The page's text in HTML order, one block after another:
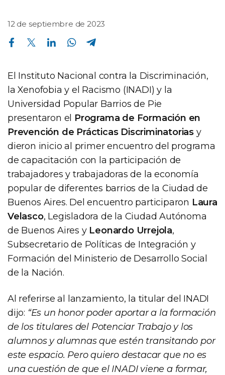
12 de septiembre de 2023
Compartir en Facebook Compartir en Twitter Compartir en Linkedin Compartir en Whatsapp
El Instituto Nacional contra la Discriminación,
la Xenofobia y el Racismo (INADI) y la
Universidad Popular Barrios de Pie
presentaron el Programa de Formación en
Prevención de Prácticas Discriminatorias y
dieron inicio al primer encuentro del programa
de capacitación con la participación de
trabajadores y trabajadoras de la economía
popular de diferentes barrios de la Ciudad de
Buenos Aires. Del encuentro participaron Laura
Velasco, Legisladora de la Ciudad Autónoma
de Buenos Aires y Leonardo Urrejola,
Subsecretario de Políticas de Integración y
Formación del Ministerio de Desarrollo Social
de la Nación.
Al referirse al lanzamiento, la titular del INADI
dijo: “Es un honor poder aportar a la formación
de los titulares del Potenciar Trabajo y los
alumnos y alumnas que estén transitando por
este espacio. Pero quiero destacar que no es
una cuestión de que el INADI viene a formar,